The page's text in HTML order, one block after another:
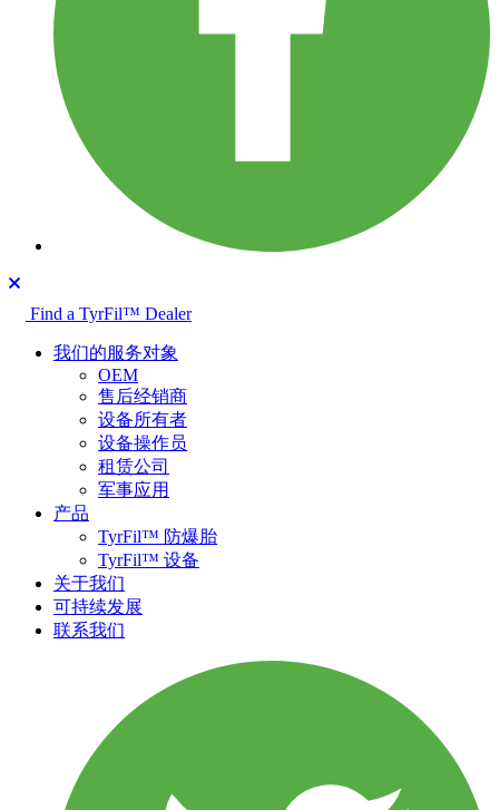
Find a TyrFil™ Dealer
我们的服务对象
OEM
售后经销商
设备所有者
设备操作员
租赁公司
军事应用
产品
TyrFil™ 防爆胎
TyrFil™ 设备
关于我们
可持续发展
联系我们